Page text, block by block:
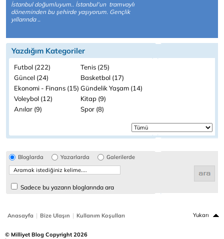
İstanbul doğumluyum.. İstanbul'un tramvaylı
döneminden bu şehirde yaşıyorum. Gençlik
yıllarında ..
Yazdığım Kategoriler
Futbol (222)
Tenis (25)
Güncel (24)
Basketbol (17)
Ekonomi - Finans (15) Gündelik Yaşam (14)
Voleybol (12)
Kitap (9)
Anılar (9)
Spor (8)
Bloglarda Yazarlarda Galerilerde
Sadece bu yazarın bloglarında ara
Anasayfa | Bize Ulaşın | Kullanım Koşulları Yukarı
© Milliyet Blog Copyright 2026